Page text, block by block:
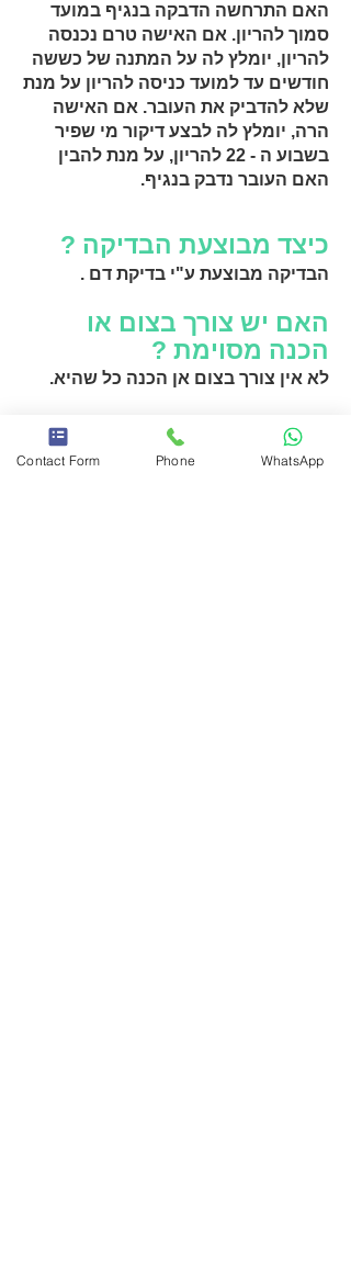
האם התרחשה הדבקה בנגיף במועד
סמוך להריון. אם האישה טרם נכנסה
להריון, יומלץ לה על המתנה של כששה
חודשים עד למועד כניסה להריון על מנת
שלא להדביק את העובר. אם האישה
הרה, יומלץ לה לבצע דיקור מי שפיר
בשבוע ה - 22 להריון, על מנת להבין
האם העובר נדבק בנגיף.
כיצד מבוצעת הבדיקה ?
הבדיקה מבוצעת ע"י בדיקת דם .
האם יש צורך בצום או
הכנה מסוימת ?
לא אין צורך בצום אן הכנה כל שהיא.
תוך כמה זמן תשובות ?
Contact Form Phone WhatsApp